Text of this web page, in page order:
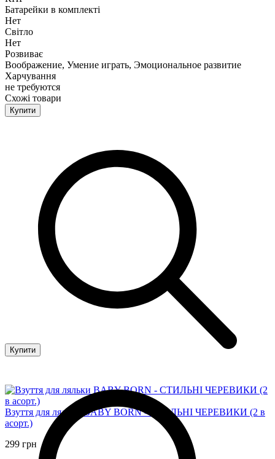
Батарейки в комплекті
Нет
Світло
Нет
Розвиває
Воображение, Умение играть, Эмоциональное развитие
Харчування
не требуются
Схожі товари
Купити
Взуття для ляльки BABY BORN - СТИЛЬНІ ЧЕРЕВИКИ (2 в
асорт.)
299 грн
Купити